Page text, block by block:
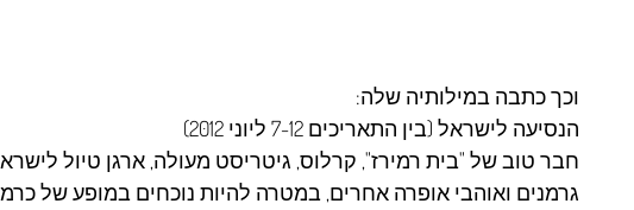
וכך כתבה במילותיה שלה:
הנסיעה לישראל (בין התאריכים 7-12 ליוני 2012)
חבר טוב של "בית רמירז
גרמנים ואוהבי אופרה אחרים, במטרה להיות נוכחים במופע של